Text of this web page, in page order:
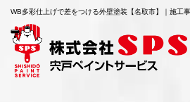
WB多彩仕上げで差をつける外壁塗装【名取市】｜施工